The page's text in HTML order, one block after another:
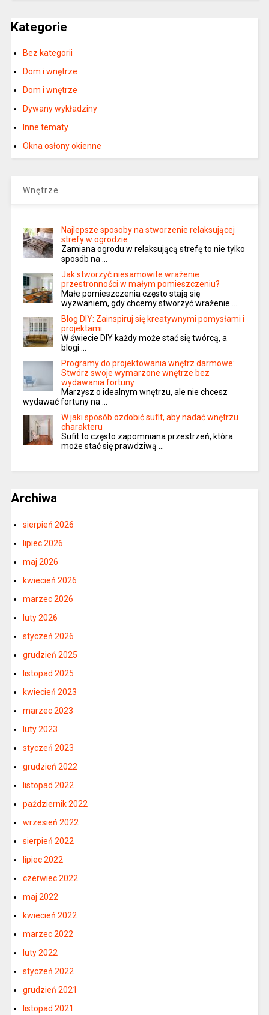
Kategorie
Bez kategorii
Dom i wnętrze
Dom i wnętrze
Dywany wykładziny
Inne tematy
Okna osłony okienne
Wnętrze
Najlepsze sposoby na stworzenie relaksującej
strefy w ogrodzie
Zamiana ogrodu w relaksującą strefę to nie tylko
sposób na …
Jak stworzyć niesamowite wrażenie
przestronności w małym pomieszczeniu?
Małe pomieszczenia często stają się
wyzwaniem, gdy chcemy stworzyć wrażenie …
Blog DIY: Zainspiruj się kreatywnymi pomysłami i
projektami
W świecie DIY każdy może stać się twórcą, a
blogi …
Programy do projektowania wnętrz darmowe:
Stwórz swoje wymarzone wnętrze bez
wydawania fortuny
Marzysz o idealnym wnętrzu, ale nie chcesz
wydawać fortuny na …
W jaki sposób ozdobić sufit, aby nadać wnętrzu
charakteru
Sufit to często zapomniana przestrzeń, która
może stać się prawdziwą …
Archiwa
sierpień 2026
lipiec 2026
maj 2026
kwiecień 2026
marzec 2026
luty 2026
styczeń 2026
grudzień 2025
listopad 2025
kwiecień 2023
marzec 2023
luty 2023
styczeń 2023
grudzień 2022
listopad 2022
październik 2022
wrzesień 2022
sierpień 2022
lipiec 2022
czerwiec 2022
maj 2022
kwiecień 2022
marzec 2022
luty 2022
styczeń 2022
grudzień 2021
listopad 2021